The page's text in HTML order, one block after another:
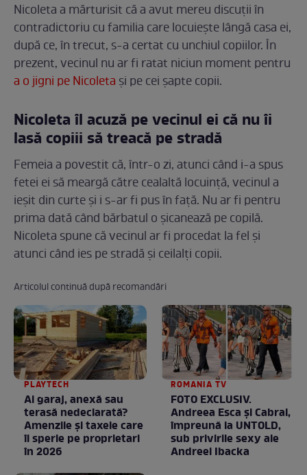
Nicoleta a mărturisit că a avut mereu discuții în
contradictoriu cu familia care locuiește lângă casa ei,
după ce, în trecut, s-a certat cu unchiul copiilor. În
prezent, vecinul nu ar fi ratat niciun moment pentru
a o jigni pe Nicoleta și pe cei șapte copii.
Nicoleta îl acuză pe vecinul ei că nu îi
lasă copiii să treacă pe stradă
Femeia a povestit că, într-o zi, atunci când i-a spus
fetei ei să meargă către cealaltă locuință, vecinul a
ieșit din curte și i s-ar fi pus în față. Nu ar fi pentru
prima dată când bărbatul o șicanează pe copilă.
Nicoleta spune că vecinul ar fi procedat la fel și
atunci când ies pe stradă și ceilalți copii.
Articolul continuă după recomandări
PLAYTECH
Ai garaj, anexă sau
terasă nedeclarată?
Amenzile și taxele care
îi sperie pe proprietari
în 2026
ROMANIA TV
FOTO EXCLUSIV.
Andreea Esca şi Cabral,
împreună la UNTOLD,
sub privirile sexy ale
Andreei Ibacka